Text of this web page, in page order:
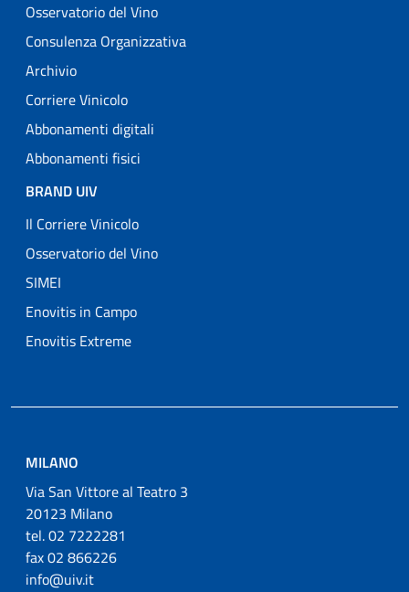
Osservatorio del Vino
Consulenza Organizzativa
Archivio
Corriere Vinicolo
Abbonamenti digitali
Abbonamenti fisici
BRAND UIV
Il Corriere Vinicolo
Osservatorio del Vino
SIMEI
Enovitis in Campo
Enovitis Extreme
MILANO
Via San Vittore al Teatro 3
20123 Milano
tel. 02 7222281
fax 02 866226
info@uiv.it